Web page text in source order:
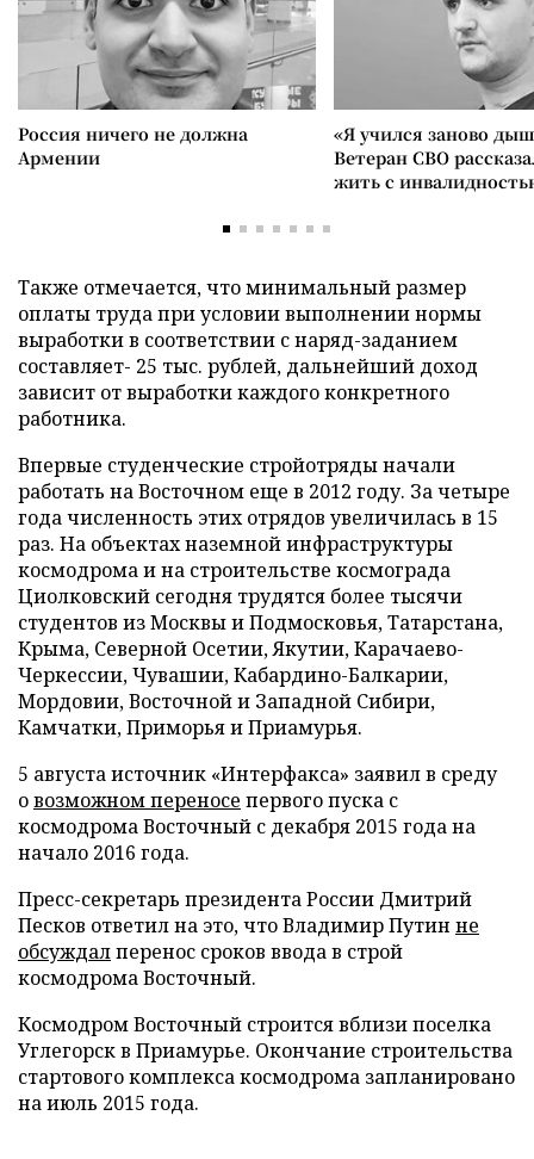
Россия ничего не должна
Армении
«Я учился заново
Ветеран СВО
жить с
Также отмечается, что минимальный размер
оплаты труда при условии выполнении нормы
выработки в соответствии с наряд-заданием
составляет- 25 тыс. рублей, дальнейший доход
зависит от выработки каждого конкретного
работника.
Впервые студенческие стройотряды начали
работать на Восточном еще в 2012 году. За четыре
года численность этих отрядов увеличилась в 15
раз. На объектах наземной инфраструктуры
космодрома и на строительстве космограда
Циолковский сегодня трудятся более тысячи
студентов из Москвы и Подмосковья, Татарстана,
Крыма, Северной Осетии, Якутии, Карачаево-
Черкессии, Чувашии, Кабардино-Балкарии,
Мордовии, Восточной и Западной Сибири,
Камчатки, Приморья и Приамурья.
5 августа источник «Интерфакса» заявил в среду
овозможном переносе первого пуска с
космодрома Восточный с декабря 2015 года на
начало 2016 года.
Пресс-секретарь президента России Дмитрий
Песков ответил на это, что Владимир Путин не
обсуждалперенос сроков ввода в строй
космодрома Восточный.
Космодром Восточный строится вблизи поселка
Углегорск в Приамурье. Окончание строительства
стартового комплекса космодрома запланировано
на июль 2015 года.